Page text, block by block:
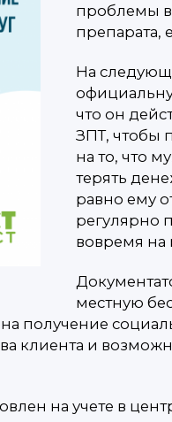
проблемы в
препарата,
На
что он
ЗПТ, чтобы
на то, что
терять
равно ему
регулярно
вовремя на
местную
получение
клиента и
на учете в